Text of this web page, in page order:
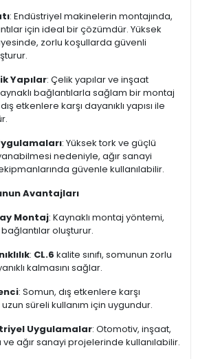
: Endüstriyel makinelerin montajında,
için ideal bir çözümdür. Yüksek
zorlu koşullarda güvenli
Yapılar: Çelik yapılar ve inşaat
bağlantılarla sağlam bir montaj
etkenlere karşı dayanıklı yapısı ile
: Yüksek tork ve güçlü
nedeniyle, ağır sanayi
güvenle kullanılabilir.
Avantajları
Montaj: Kaynaklı montaj yöntemi,
bağlantılar oluşturur.
: CL.6 kalite sınıfı, somunun zorlu
kalmasını sağlar.
: Somun, dış etkenlere karşı
uzun süreli kullanım için uygundur.
Uygulamalar: Otomotiv, inşaat,
ağır sanayi projelerinde kullanılabilir.